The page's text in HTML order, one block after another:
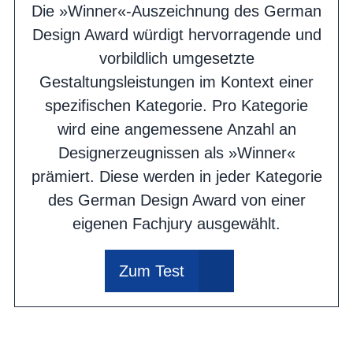
Die »Winner«-Auszeichnung des German
Design Award würdigt hervorragende und
vorbildlich umgesetzte
Gestaltungsleistungen im Kontext einer
spezifischen Kategorie. Pro Kategorie
wird eine angemessene Anzahl an
Designerzeugnissen als »Winner«
prämiert. Diese werden in jeder Kategorie
des German Design Award von einer
eigenen Fachjury ausgewählt.
Zum Test